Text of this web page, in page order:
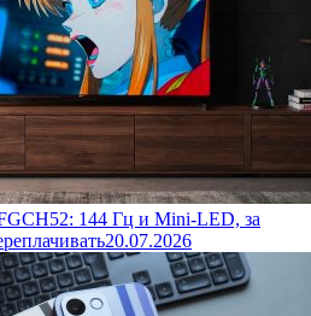
144 Гц и Mini-LED, за
20.07.2026